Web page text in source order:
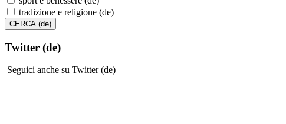
tradizione e religione (de)
Twitter (de)
Seguici anche su Twitter (de)